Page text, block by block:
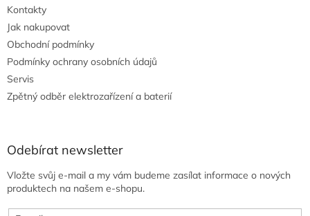
Kontakty
Jak nakupovat
Obchodní podmínky
Podmínky ochrany osobních údajů
Servis
Zpětný odběr elektrozařízení a baterií
Odebírat newsletter
Vložte svůj e-mail a my vám budeme zasílat informace o nových
produktech na našem e-shopu.